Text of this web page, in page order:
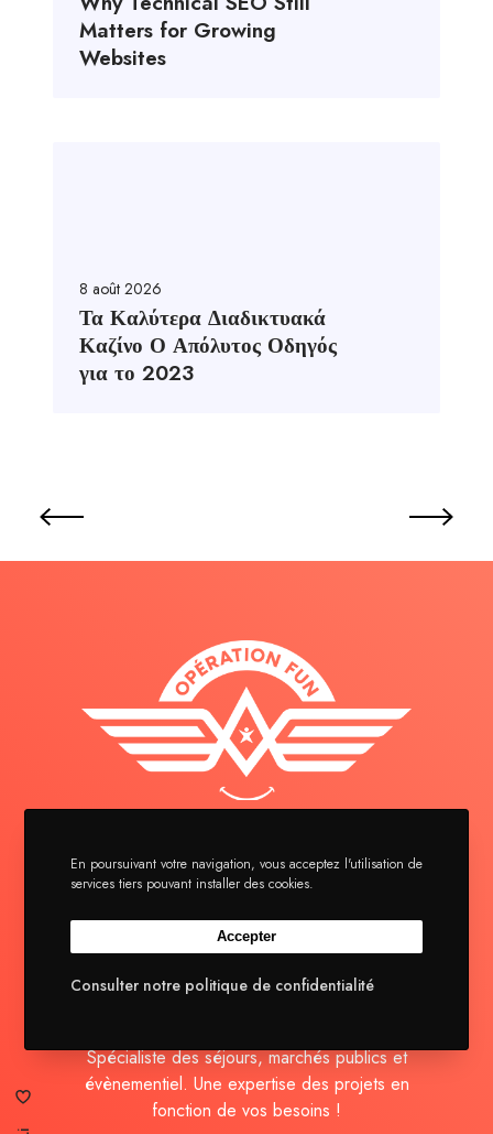
Matters for Growing
Websites
8 août 2026
Τα Καλύτερα Διαδικτυακά
Καζίνο Ο Απόλυτος Οδηγός
για το 2023
La brigade
Séjours
Actualités
Spécialiste des séjours, marchés publics et
évènementiel. Une expertise des projets en
fonction de vos besoins !
En poursuivant votre navigation, vous acceptez l'utilisation de
services tiers pouvant installer des cookies.
Consulter notre politique de confidentialité
Accepter